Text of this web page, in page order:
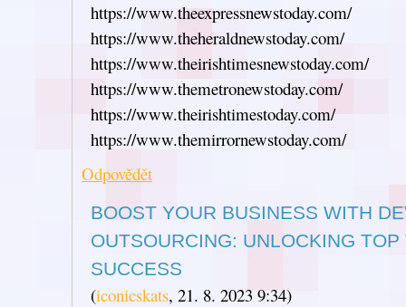
https://www.theexpressnewstoday.com/
https://www.theheraldnewstoday.com/
https://www.theirishtimesnewstoday.com/
https://www.themetronewstoday.com/
https://www.theirishtimestoday.com/
https://www.themirrornewstoday.com/
Odpovědět
BOOST YOUR BUSINESS WITH
OUTSOURCING: UNLOCKING TOP
SUCCESS
(iconicskats, 21. 8. 2023 9:34)